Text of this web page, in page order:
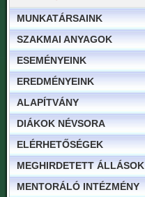
MUNKATÁRSAINK
SZAKMAI ANYAGOK
ESEMÉNYEINK
EREDMÉNYEINK
ALAPÍTVÁNY
DIÁKOK NÉVSORA
ELÉRHETŐSÉGEK
MEGHIRDETETT ÁLLÁSOK
MENTORÁLÓ INTÉZMÉNY